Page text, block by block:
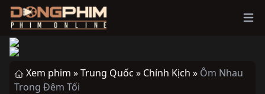
Xem phim »Trung Quốc » Chính Kịch » Ôm Nhau
Trong Đêm Tối